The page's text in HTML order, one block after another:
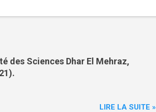
des Sciences Dhar El Mehraz,
LIRE LA SUITE »